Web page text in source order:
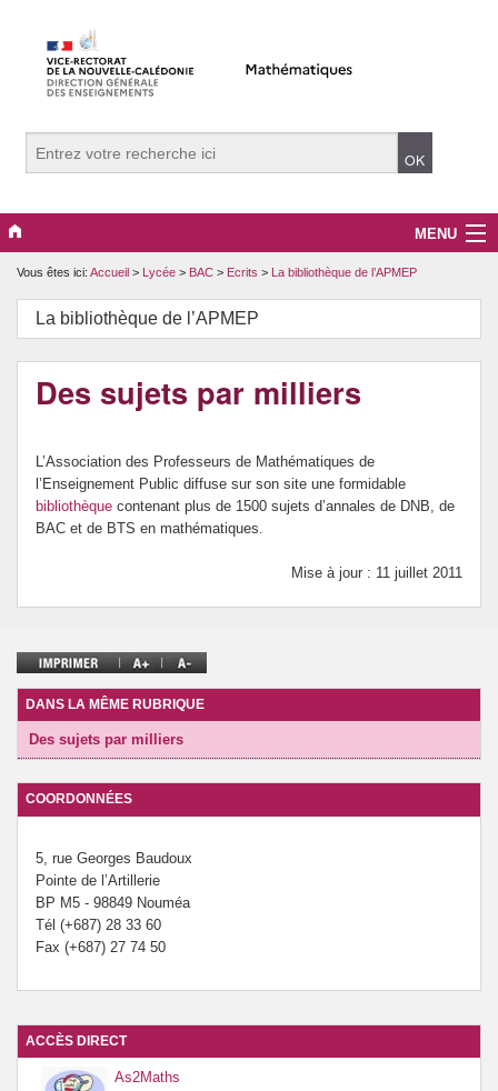
MENU
Evènements
Collège
Lycée
Maître Auxiliaire
Prévention de l’innumérisme
Vous êtes ici: Accueil > Lycée > BAC > Ecrits > La bibliothèque de l’APMEP
La bibliothèque de l’APMEP
Des sujets par milliers
L’Association des Professeurs de Mathématiques de
l’Enseignement Public diffuse sur son site une formidable
bibliothèque contenant plus de 1500 sujets d’annales de DNB, de
BAC et de BTS en mathématiques.
Mise à jour : 11 juillet 2011
DANS LA MÊME RUBRIQUE
Des sujets par milliers
COORDONNÉES
5, rue Georges Baudoux
Pointe de l’Artillerie
BP M5 - 98849 Nouméa
Tél (+687) 28 33 60
Fax (+687) 27 74 50
ACCÈS DIRECT
As2Maths